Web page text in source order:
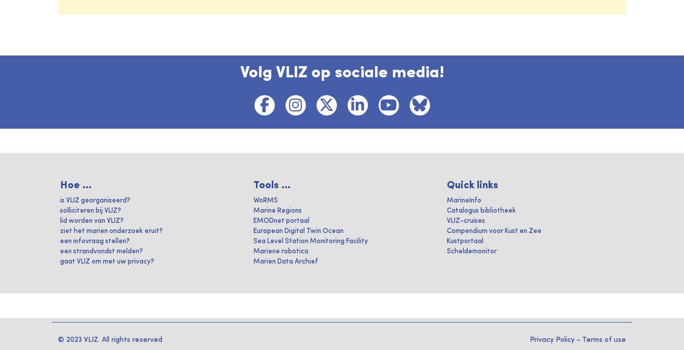
Volg VLIZ op sociale media!
Hoe ...
is VLIZ georganiseerd?
solliciteren bij VLIZ?
lid worden van VLIZ?
ziet het marien onderzoek eruit?
een infovraag stellen?
een strandvondst melden?
gaat VLIZ om met uw privacy?
Tools ...
WoRMS
Marine Regions
EMODnet portaal
European Digital Twin Ocean
Sea Level Station Monitoring Facility
Mariene robotica
Marien Data Archief
Quick links
MarineInfo
Catalogus bibliotheek
VLIZ-cruises
Compendium voor Kust en Zee
Kustportaal
Scheldemonitor
© 2023 VLIZ. All rights reserved Privacy Policy - Terms of use